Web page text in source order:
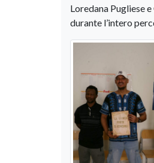
Loredana Pugliese
durante l’intero